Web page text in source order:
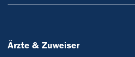
Ärzte & Zuweiser